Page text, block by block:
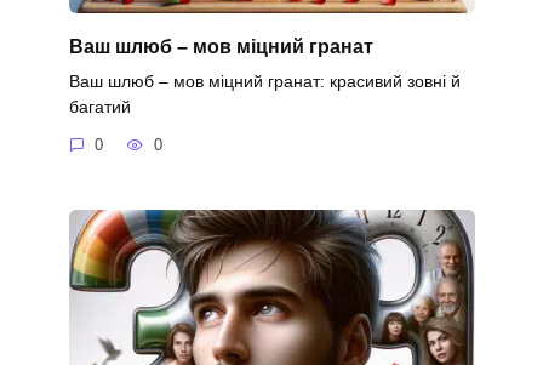
Ваш шлюб – мов міцний гранат
Ваш шлюб – мов міцний гранат: красивий зовні й
багатий
0 0